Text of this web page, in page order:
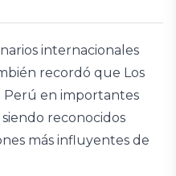
internacionales
recordó que Los
Perú en importantes
reconocidos
más influyentes de